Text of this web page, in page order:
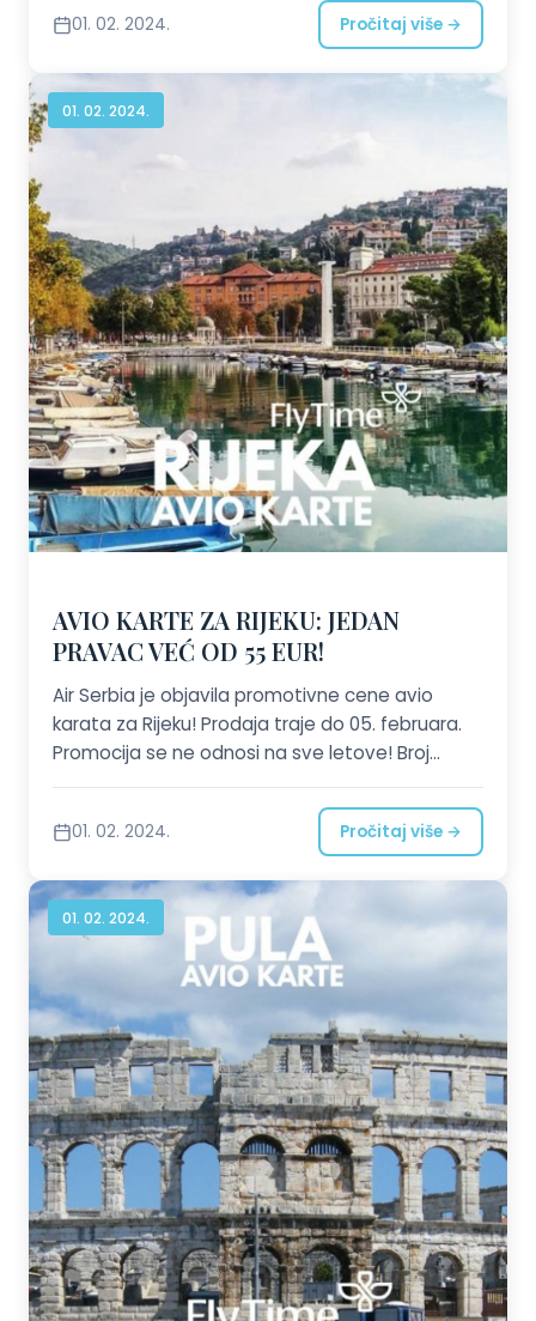
01. 02. 2024. Pročitaj više →
01. 02. 2024.
AVIO KARTE ZA RIJEKU: JEDAN
PRAVAC VEĆ OD 55 EUR!
Air Serbia je objavila promotivne cene avio
karata za Rijeku! Prodaja traje do 05. februara.
Promocija se ne odnosi na sve letove! Broj
mesta po promotivnim cenama je ograničen.
Pozovite nas ili nam pošaljite zahtev!
01. 02. 2024. Pročitaj više →
01. 02. 2024.